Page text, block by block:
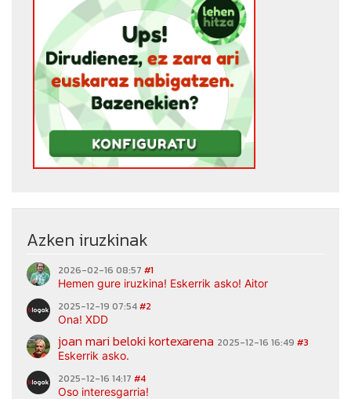
Azken iruzkinak
2026-02-16 08:57 #1
Hemen gure iruzkina! Eskerrik asko! Aitor
2025-12-19 07:54#2
Ona! XDD
joan mari beloki kortexarena 2025-12-16 16:49 #3
Eskerrik asko.
2025-12-16 14:17 #4
Oso interesgarria!